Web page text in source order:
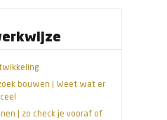
bouwen | Weet wat er
| zo check je vooraf of